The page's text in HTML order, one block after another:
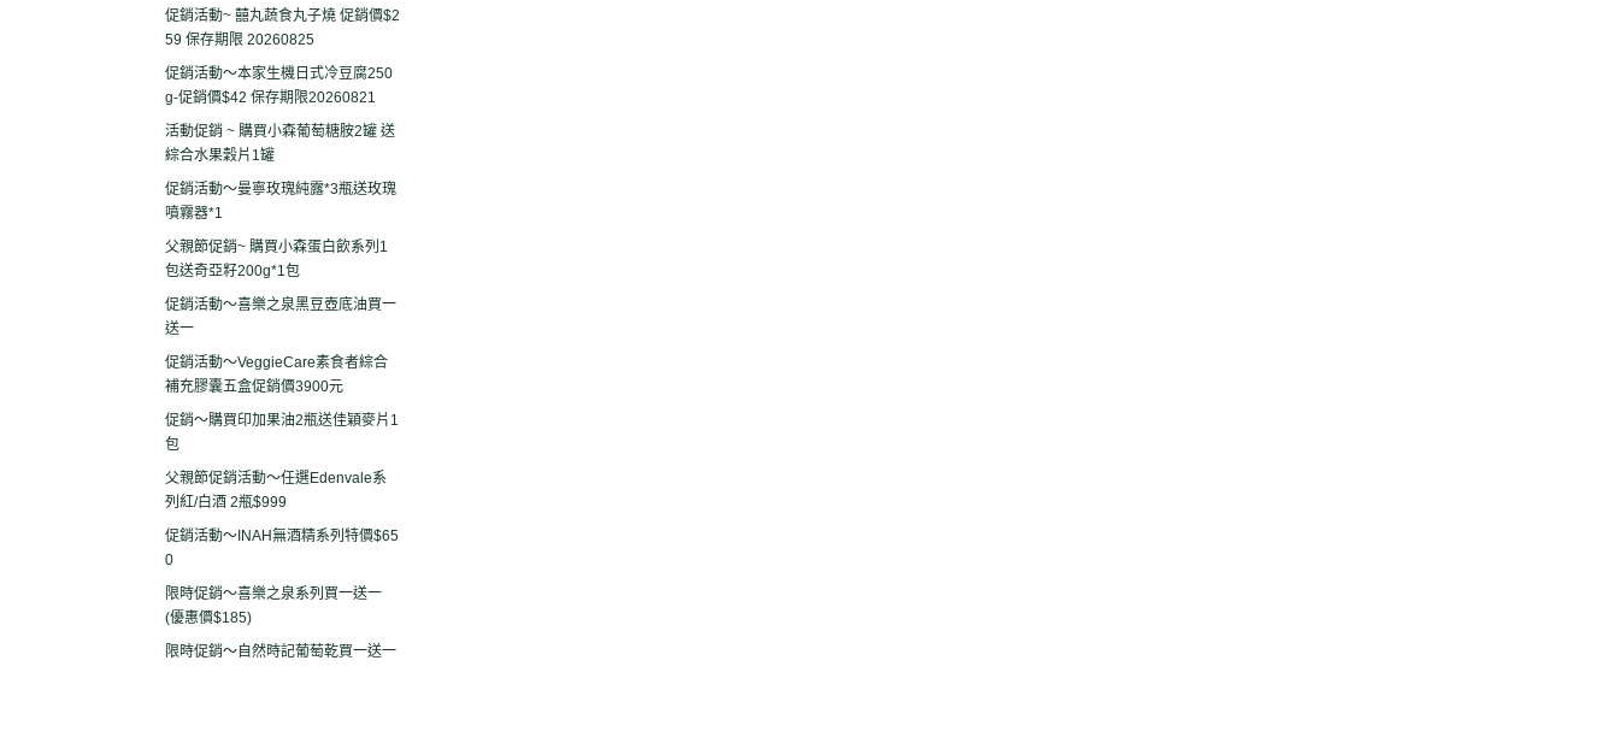
促銷活動~ 囍丸蔬食丸子燒 促銷價$2
59 保存期限 20260825
促銷活動～本家生機日式冷豆腐250
g-促銷價$42 保存期限20260821
活動促銷 ~ 購買小森葡萄糖胺2罐 送
綜合水果穀片1罐
促銷活動～曼寧玫瑰純露*3瓶送玫瑰
噴霧器*1
父親節促銷~ 購買小森蛋白飲系列1
包送奇亞籽200g*1包
促銷活動～喜樂之泉黑豆壺底油買一
送一
促銷活動～VeggieCare素食者綜合
補充膠囊五盒促銷價3900元
促銷～購買印加果油2瓶送佳穎麥片1
包
父親節促銷活動～任選Edenvale系
列紅/白酒 2瓶$999
促銷活動～INAH無酒精系列特價$65
0
限時促銷～喜樂之泉系列買一送一
(優惠價$185)
限時促銷～自然時記葡萄乾買一送一